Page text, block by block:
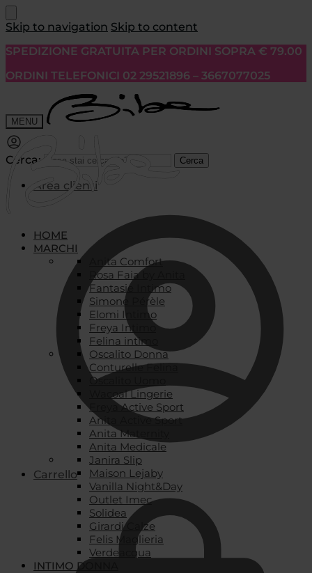
Skip to navigation Skip to content
SPEDIZIONE GRATUITA PER ORDINI SOPRA € 79.00
ORDINI TELEFONICI 02 29521896 – 3667077025
MENU
Cerca: Cerca
Area clienti
Carrello
HOME
MARCHI
Anita Comfort
Rosa Faia by Anita
Fantasie Intimo
Simone Pérèle
Elomi Intimo
Freya Intimo
Felina intimo
Oscalito Donna
Conturelle Felina
Oscalito Uomo
Wacoal Lingerie
Freya Active Sport
Anita Active Sport
Anita Maternity
Anita Medicale
Janira Slip
Maison Lejaby
Vanilla Night&Day
Outlet Imec
Solidea
Girardi Calze
Felis Maglieria
Verdeacqua
INTIMO DONNA